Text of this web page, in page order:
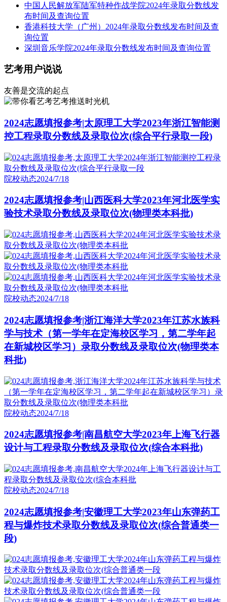
中国人民解放军陆军特种作战学院2024年录取分数线发
布时间及查询位置
香港科技大学（广州）2024年录取分数线发布时间及查
询位置
深圳音乐学院2024年录取分数线发布时间及查询位置
艺考用户说说
友善是交流的起点
艺考推送时光机
2024志愿填报参考|太原理工大学2023年浙江智能测
控工程录取分数线及录取位次(综合平行录取一段)
院校动态2024/7/18
2024志愿填报参考|山西医科大学2023年河北医学实
验技术录取分数线及录取位次(物理类本科批)
院校动态2024/7/18
2024志愿填报参考|浙江海洋大学2023年江苏水族科
学与技术（第一学年在定海校区学习，第二学年起
在新城校区学习）录取分数线及录取位次(物理类本
科批)
院校动态2024/7/18
2024志愿填报参考|南昌航空大学2023年上海飞行器
设计与工程录取分数线及录取位次(综合本科批)
院校动态2024/7/18
2024志愿填报参考|安徽理工大学2023年山东弹药工
程与爆炸技术录取分数线及录取位次(综合普通类一
段)